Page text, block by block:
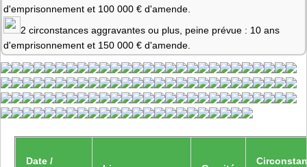
d'emprisonnement et 100 000 € d'amende.
2 circonstances aggravantes ou plus, peine prévue : 10 ans
d'emprisonnement et 150 000 € d'amende.
Date /